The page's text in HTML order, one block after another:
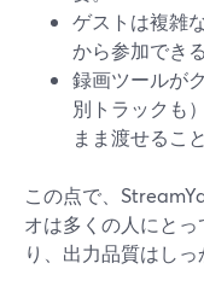
ゲストは複雑
から参加できる
録画ツールが
別トラックも
まま渡せること
この点で、
オは多くの人にと
り、出力品質はしっ